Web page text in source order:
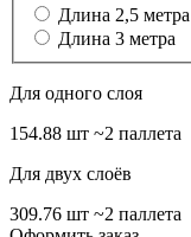
Длина 2,5 метра
Длина 3 метра
Для одного слоя
154.88 шт ~2 паллета
Для двух слоёв
309.76 шт ~2 паллета